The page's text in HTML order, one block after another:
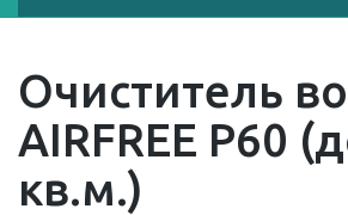
Очиститель
AIRFREE P60
кв.м.)